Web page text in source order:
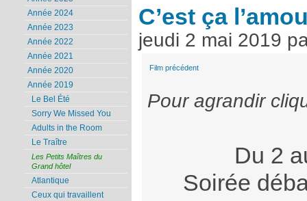
C’est ça
jeudi 2 mai 2019
Film précédent
Pour agrandir
Du 2
Soirée
Année 2024
Année 2023
Année 2022
Année 2021
Année 2020
Année 2019
Le Bel Été
Sorry We Missed You
Adults in the Room
Le Traître
Les Petits Maîtres du
Grand hôtel
Atlantique
Ceux qui travaillent